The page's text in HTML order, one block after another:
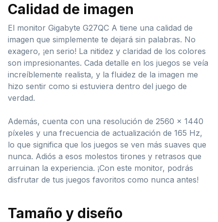
Calidad de imagen
El monitor Gigabyte G27QC A tiene una calidad de
imagen que simplemente te dejará sin palabras. No
exagero, ¡en serio! La nitidez y claridad de los colores
son impresionantes. Cada detalle en los juegos se veía
increíblemente realista, y la fluidez de la imagen me
hizo sentir como si estuviera dentro del juego de
verdad.
Además, cuenta con una resolución de 2560 x 1440
píxeles y una frecuencia de actualización de 165 Hz,
lo que significa que los juegos se ven más suaves que
nunca. Adiós a esos molestos tirones y retrasos que
arruinan la experiencia. ¡Con este monitor, podrás
disfrutar de tus juegos favoritos como nunca antes!
Tamaño y diseño